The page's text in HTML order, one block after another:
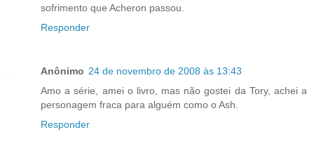
sofrimento que Acheron passou.
Responder
Anônimo 24 de novembro de 2008 às 13:43
Amo a série, amei o livro, mas não gostei da Tory, achei a
personagem fraca para alguém como o Ash.
Responder